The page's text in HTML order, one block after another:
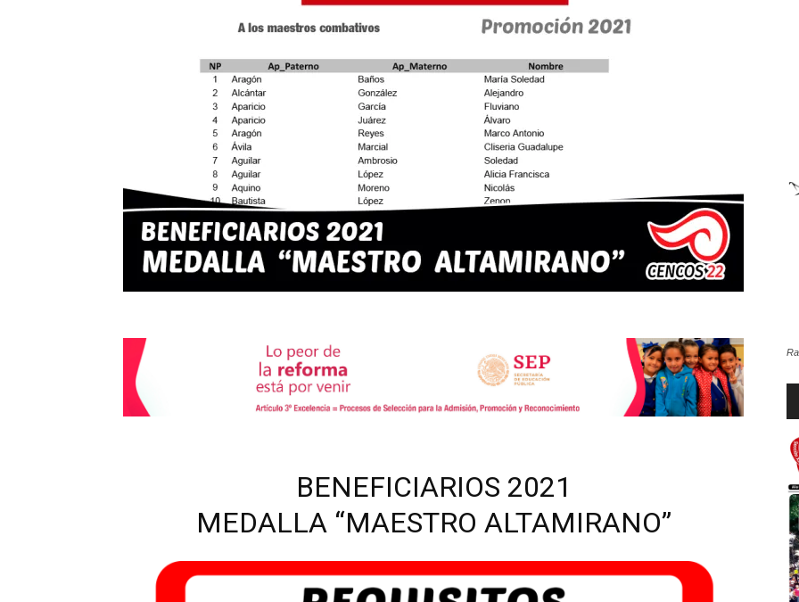
de
Sección
BENEFICIARIOS 2021
MEDALLA “MAESTRO ALTAMIRANO”